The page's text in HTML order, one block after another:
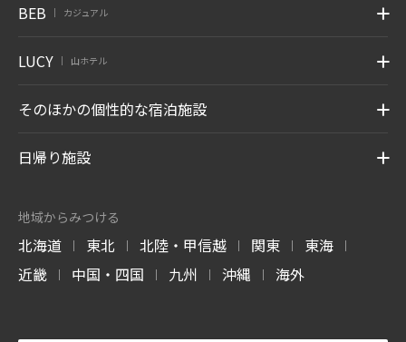
BEB カジュアル
LUCY 山ホテル
そのほかの個性的な宿泊施設
日帰り施設
地域からみつける
北海道 | 東北 | 北陸・甲信越 | 関東 | 東海 |
近畿 | 中国・四国 | 九州 | 沖縄 | 海外